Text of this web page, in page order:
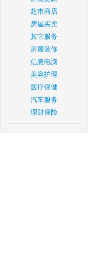
超市商店
房屋买卖
其它服务
房屋装修
信息电脑
美容护理
医疗保健
汽车服务
理财保险